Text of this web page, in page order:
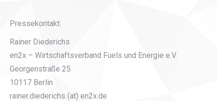
Pressekontakt:
Rainer Diederichs
en2x – Wirtschaftsverband Fuels und Energie e.V.
Georgenstraße 25
10117 Berlin
rainer.diederichs (at) en2x.de